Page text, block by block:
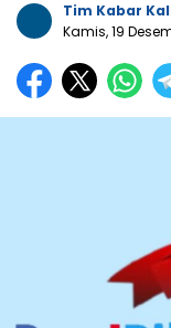
Tim Kabar
Kamis, 19